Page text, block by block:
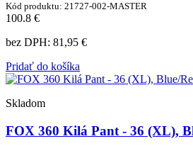
Kód produktu: 21727-002-MASTER
100.8 €
bez DPH: 81,95 €
Pridať do košíka
Skladom
FOX 360 Kilá Pant - 36 (XL),